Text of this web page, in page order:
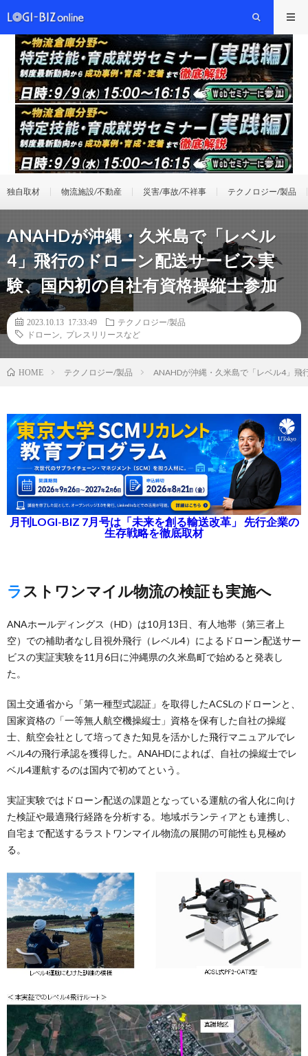
独自取材 物流施設/不動産 災害/事故/不祥事 テクノロジー/製品
ANAHDが沖縄・久米島で「レベル
4」飛行のドローン配送サービス実
験、国内初の自社有資格操縦士参加
2023.10.13 17:33:49
テクノロジー/製品
ドローン
プレスリリースなど
HOME テクノロジー/製品 ANAHDが沖縄・久米島で「レベル4」飛
月刊LOGI-BIZ 7月号は「未来を創る輸送改革」 先行企業の
生存戦略を徹底取材
ラストワンマイル物流の検証も実施へ
ANAホールディングス（HD）は10月13日、有人地帯（第三者上
空）での補助者なし目視外飛行（レベル4）によるドローン配送サー
ビスの実証実験を11月6日に沖縄県の久米島町で始めると発表し
た。
国土交通省から「第一種型式認証」を取得したACSLのドローンと、
国家資格の「一等無人航空機操縦士」資格を保有した自社の操縦
士、航空会社として培ってきた知見を活かした飛行マニュアルでレ
ベル4の飛行承認を獲得した。ANAHDによれば、自社の操縦士でレ
ベル4運航するのは国内で初めてという。
実証実験ではドローン配送の課題となっている運航の省人化に向け
た検証や最適飛行経路を分析する。地域ボランティアとも連携し、
自宅まで配送するラストワンマイル物流の展開の可能性も見極め
る。